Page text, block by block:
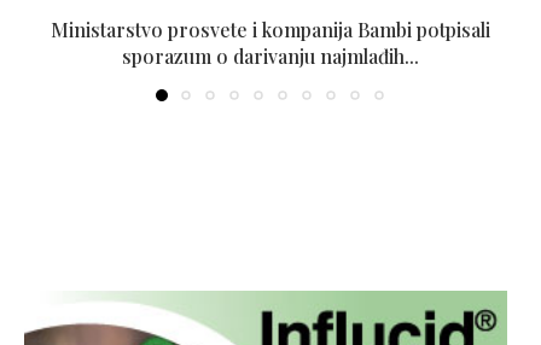
Ministarstvo prosvete i kompanija Bambi potpisali
sporazum o darivanju najmlađih...